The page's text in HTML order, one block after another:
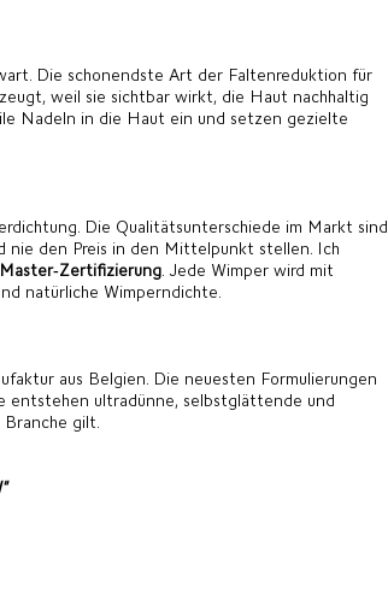
Die schonendste Art der Faltenreduktion für
weil sie sichtbar wirkt, die Haut nachhaltig
Nadeln in die Haut ein und setzen gezielte
Die Qualitätsunterschiede im Markt sind
nie den Preis in den Mittelpunkt stellen. Ich
Master‑Zertifizierung . Jede Wimper wird mit
natürliche Wimperndichte.
aus Belgien. Die neuesten Formulierungen
entstehen ultradünne, selbstglättende und
gilt.